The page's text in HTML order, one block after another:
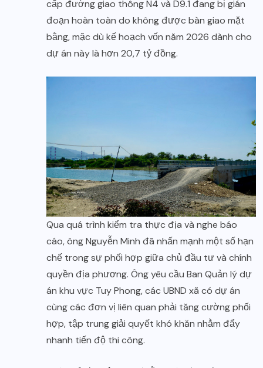
cấp đường giao thông N4 và D9.1 đang bị gián
đoạn hoàn toàn do không được bàn giao mặt
bằng, mặc dù kế hoạch vốn năm 2026 dành cho
dự án này là hơn 20,7 tỷ đồng.
Qua quá trình kiểm tra thực địa và nghe báo
cáo, ông Nguyễn Minh đã nhấn mạnh một số hạn
chế trong sự phối hợp giữa chủ đầu tư và chính
quyền địa phương. Ông yêu cầu Ban Quản lý dự
án khu vực Tuy Phong, các UBND xã có dự án
cùng các đơn vị liên quan phải tăng cường phối
hợp, tập trung giải quyết khó khăn nhằm đẩy
nhanh tiến độ thi công.